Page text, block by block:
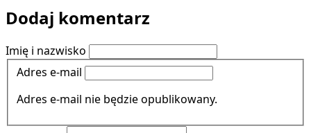
Dodaj komentarz
Imię i nazwisko
Adres e-mail
Adres e-mail nie będzie opublikowany.